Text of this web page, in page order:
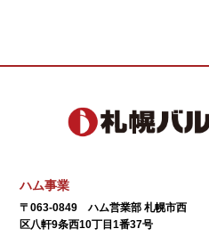
ハム事業
〒063-0849 ハム営業部 札幌市西
区八軒9条西10丁目1番37号